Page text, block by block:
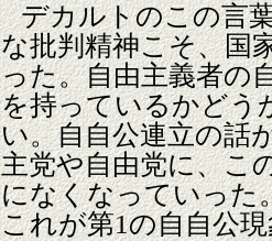
デカルトのこの言
な批判精神こそ、国
った。自由主義者の
を持っているかどう
い。自自公連立の話
主党や自由党に、こ
になくなっていっ
これが第1の自自公